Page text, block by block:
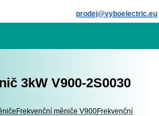
prodej@vyboelectric.eu
3kW V900-2S0030
Frekvenční měniče V900Frekvenční